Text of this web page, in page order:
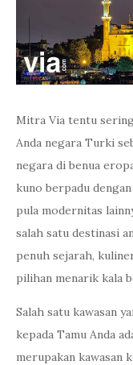
Mitra Via tentu
Anda negara Turki
negara di benua
kuno berpadu
pula modernitas
salah satu destinasi
penuh sejarah,
pilihan menarik kala
Salah satu kawasan
kepada Tamu Anda
merupakan kawasan